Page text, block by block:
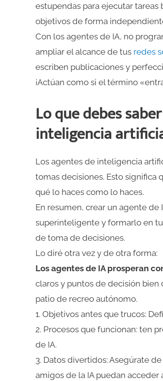
estupendas para ejecutar tareas
objetivos de forma
Con los agentes de IA, no
ampliar el alcance de tus redes
escriben publicaciones y
¡Actúan como si el término
Lo que debes
inteligencia
Los agentes de inteligencia
tomas decisiones. Esto significa
qué lo haces como lo haces.
En resumen, crear un agente
superinteligente y formarlo en
de toma de decisiones.
Lo diré otra vez y de otra forma:
Los agentes de IA prosperan
claros y puntos de decisión bien
patio de recreo autónomo.
1. Objetivos antes que trucos:
2. Procesos que funcionan: ten
de IA.
3. Datos divertidos: Asegúrate
amigos de la IA puedan acceder